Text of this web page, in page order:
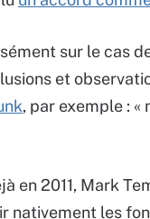
sur le cas
et
, par exemple : «
en 2011, Mark
nativement les